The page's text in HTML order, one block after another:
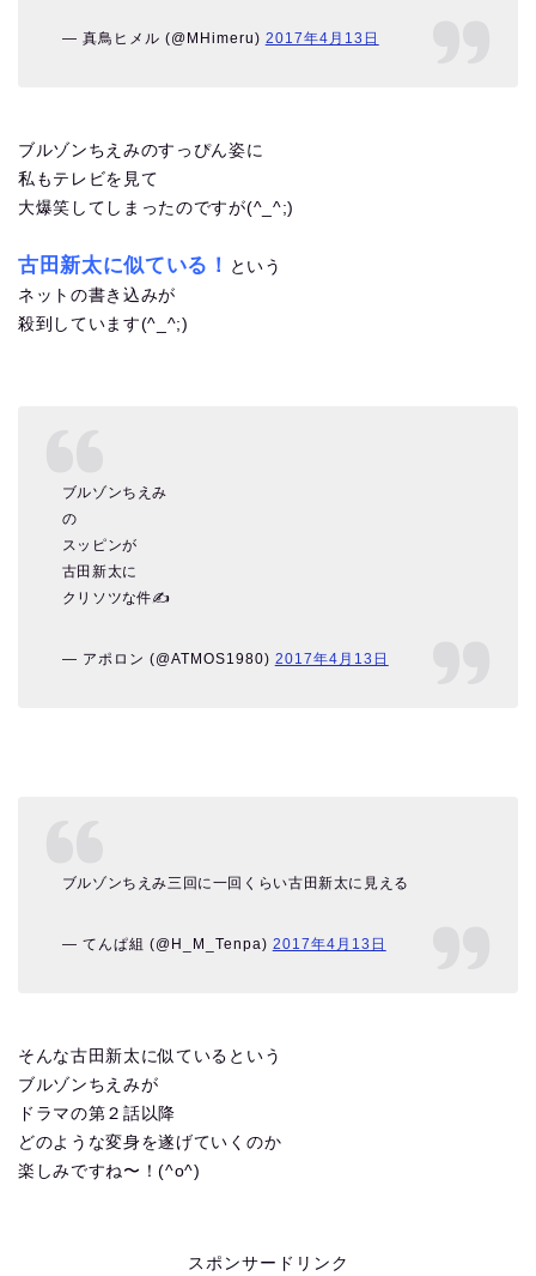
— 真鳥ヒメル (@MHimeru) 2017年4月13日
ブルゾンちえみのすっぴん姿に
私もテレビを見て
大爆笑してしまったのですが(^_^;)
古田新太に似ている！
という
ネットの書き込みが
殺到しています(^_^;)
ブルゾンちえみ
の
スッピンが
古田新太に
クリソツな件✍
— アポロン (@ATMOS1980) 2017年4月13日
ブルゾンちえみ三回に一回くらい古田新太に見える
— てんぱ組 (@H_M_Tenpa) 2017年4月13日
そんな古田新太に似ているという
ブルゾンちえみが
ドラマの第２話以降
どのような変身を遂げていくのか
楽しみですね〜！(^o^)
スポンサードリンク